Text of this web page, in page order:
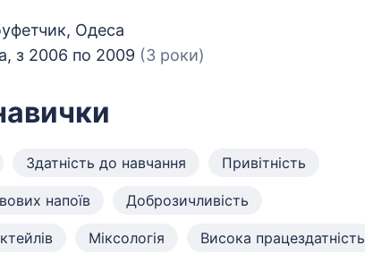
Одеса
з 2006 по 2009 (3 роки)
Здатність до навчання Привітність
напоїв Доброзичливість
Міксологія Висока працездатність